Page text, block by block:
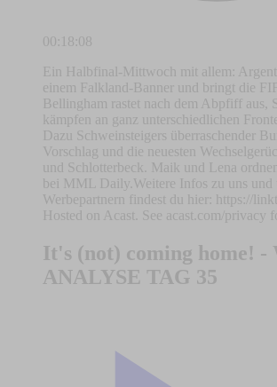
00:18:08
Ein Halbfinal-Mittwoch mit allem:
einem Falkland-Banner und bringt die
Bellingham rastet nach dem Abpfiff aus,
kämpfen an ganz unterschiedlichen
Dazu Schweinsteigers überraschender
Vorschlag und die neuesten
und Schlotterbeck. Maik und Lena
bei MML Daily.Weitere Infos zu uns und
Werbepartnern findest du hier: https://
Hosted on Acast. See acast.com/privacy
It's (not) coming home! -
ANALYSE TAG 35